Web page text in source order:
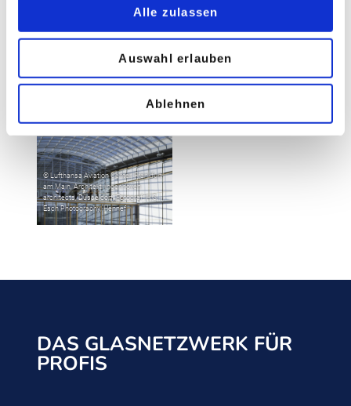
Alle zulassen
Auswahl erlauben
Ablehnen
DAS GLASNETZWERK FÜR
PROFIS